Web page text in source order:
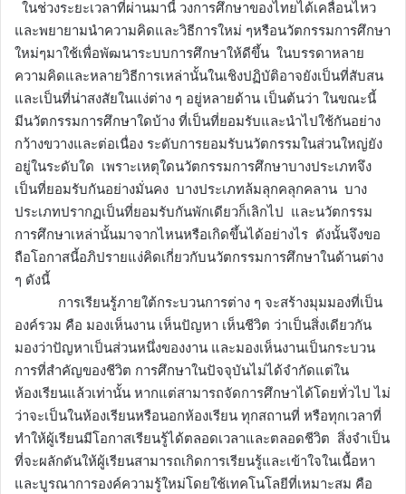
ในช่วงระยะเวลาที่ผ่านมานี้ วงการศึกษาของไทยได้เคลื่อนไหว
และพยายามนำความคิดและวิธีการใหม่ ๆหรือนวัตกรรมการศึกษา
ใหม่ๆมาใช้เพื่อพัฒนาระบบการศึกษาให้ดีขึ้น ในบรรดาหลาย
ความคิดและหลายวิธีการเหล่านั้นในเชิงปฏิบัติอาจยังเป็นที่สับสน
และเป็นที่น่าสงสัยในแง่ต่าง ๆ อยู่หลายด้าน เป็นต้นว่า ในขณะนี้
มีนวัตกรรมการศึกษาใดบ้าง ที่เป็นที่ยอมรับและนำไปใช้กันอย่าง
กว้างขวางและต่อเนื่อง ระดับการยอมรับนวัตกรรมในส่วนใหญ่ยัง
อยู่ในระดับใด เพราะเหตุใดนวัตกรรมการศึกษาบางประเภทจึง
เป็นที่ยอมรับกันอย่างมั่นคง บางประเภทล้มลุกคลุกคลาน บาง
ประเภทปรากฏเป็นที่ยอมรับกันพักเดียวก็เลิกไป และนวัตกรรม
การศึกษาเหล่านั้นมาจากไหนหรือเกิดขึ้นได้อย่างไร ดังนั้นจึงขอ
ถือโอกาสนี้อภิปรายแง่คิดเกี่ยวกับนวัตกรรมการศึกษาในด้านต่าง
ๆ ดังนี้
การเรียนรู้ภายใต้กระบวนการต่าง ๆ จะสร้างมุมมองที่เป็น
องค์รวม คือ มองเห็นงาน เห็นปัญหา เห็นชีวิต ว่าเป็นสิ่งเดียวกัน
มองว่าปัญหาเป็นส่วนหนึ่งของงาน และมองเห็นงานเป็นกระบวน
การที่สำคัญของชีวิต การศึกษาในปัจจุบันไม่ได้จำกัดแต่ใน
ห้องเรียนแล้วเท่านั้น หากแต่สามารถจัดการศึกษาได้โดยทั่วไป ไม่
ว่าจะเป็นในห้องเรียนหรือนอกห้องเรียน ทุกสถานที่ หรือทุกเวลาที่
ทำให้ผู้เรียนมีโอกาสเรียนรู้ได้ตลอดเวลาและตลอดชีวิต สิ่งจำเป็น
ที่จะผลักดันให้ผู้เรียนสามารถเกิดการเรียนรู้และเข้าใจในเนื้อหา
และบูรณาการองค์ความรู้ใหม่โดยใช้เทคโนโลยีที่เหมาะสม คือ